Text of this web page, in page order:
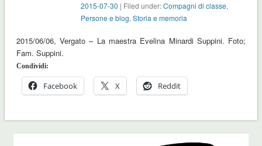
2015-07-30 | Filed under:Compagni di classe,
Persone e blog,Storia e memoria
2015/06/06, Vergato – La maestra Evelina Minardi Suppini. Foto;
Fam. Suppini.
Condividi:
Facebook X Reddit